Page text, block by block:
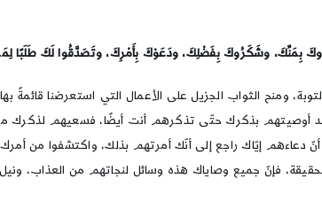
بِمَنِّكَ، وشَكَرُوكَ بِفَضْلِكَ، ودَعَوْكَ بِأَمْرِكَ، وتَصَدَّقُوا لَكَ طَلَبًا
ومنح الثواب الجزيل على الأعمال التي استعرضنا قائمةً
أوصيتهم بذكرك حتّى تذكرهم أنت أيضًا، فسعيهم لذكرك
إيّاك راجع إلى أنّك أمرتهم بذلك، واكتشفوا من
فإنّ جميع وصاياك هذه وسائل لنجاتهم من العذاب، ونيل